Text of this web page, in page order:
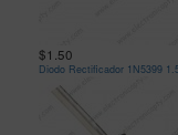
$1.50
Diodo Rectificador 1N5399